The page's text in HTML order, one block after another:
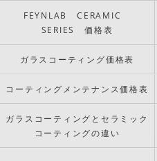
FEYNLAB CERAMIC
SERIES 価格表
ガラスコーティング価格表
コーティングメンテナンス価格表
ガラスコーティングとセラミック
コーティングの違い